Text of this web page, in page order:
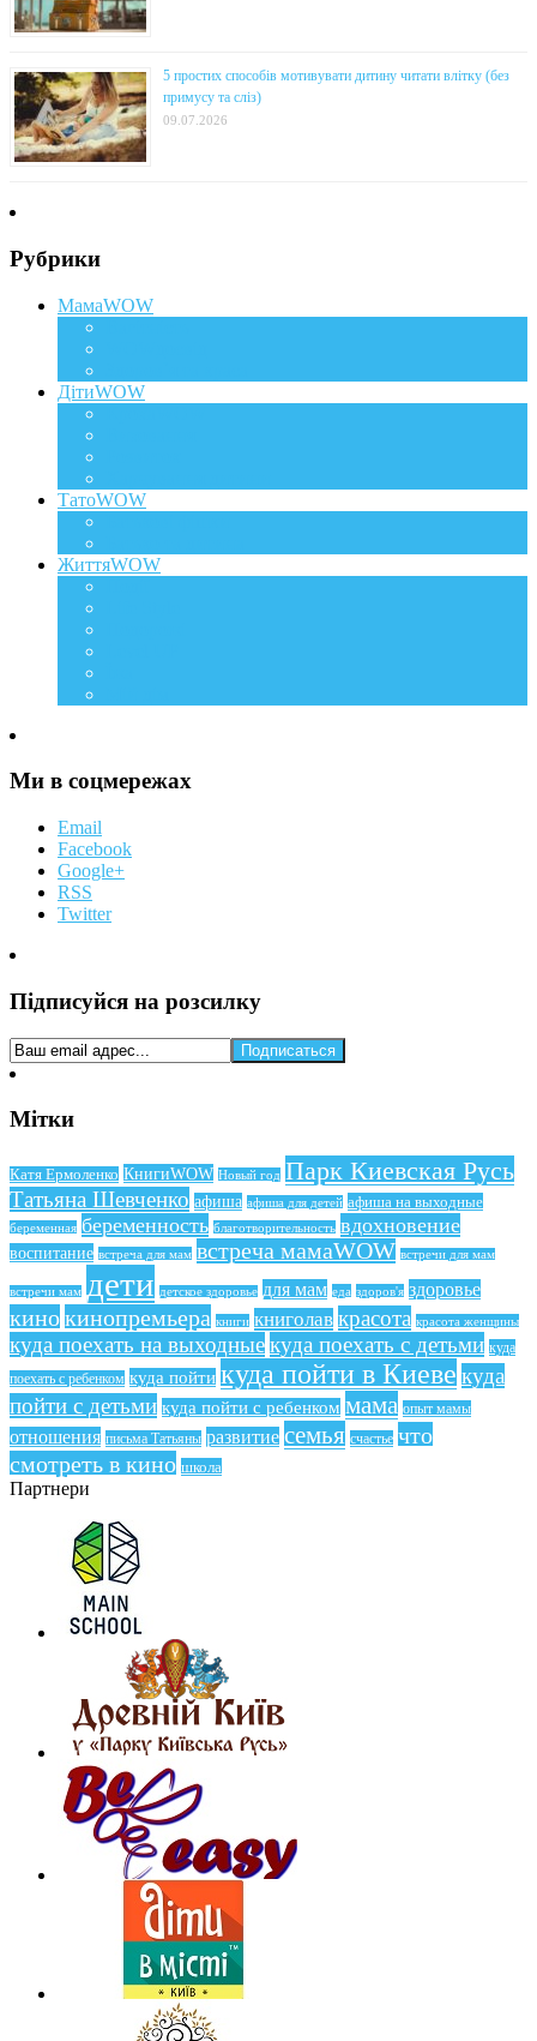
5 простих способів мотивувати дитину читати влітку (без
примусу та сліз)
09.07.2026
Рубрики
МамаWOW
ДітиWOW
ТатоWOW
ЖиттяWOW
Ми в соцмережах
Email
Facebook
Google+
RSS
Twitter
Підписуйся на розсилку
Мітки
Катя Ермоленко КнигиWOW Новый год Парк Киевская Русь
Татьяна Шевченко афиша афиша для детей афиша на выходные
беременная беременность благотворительность вдохновение
воспитание встреча для мам встреча мамаWOW встречи для мам
встречи мам дети детское здоровье для мам еда здоров'я здоровье
кинокинопремьера книги книголав красота красота женщины
куда поехать на выходныекуда поехать с детьми куда
поехать с ребенком куда пойти куда пойти в Киеве куда
пойти с детьми куда пойти с ребенком мама опыт мамы
отношения письма Татьяны развитие семья счастье что
смотреть в кино школа
Партнери